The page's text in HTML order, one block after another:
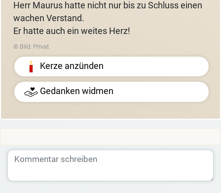
Herr Maurus hatte nicht nur bis zu Schluss einen
wachen Verstand.
Er hatte auch ein weites Herz!
© Bild: Privat
Kerze anzünden
Gedanken widmen